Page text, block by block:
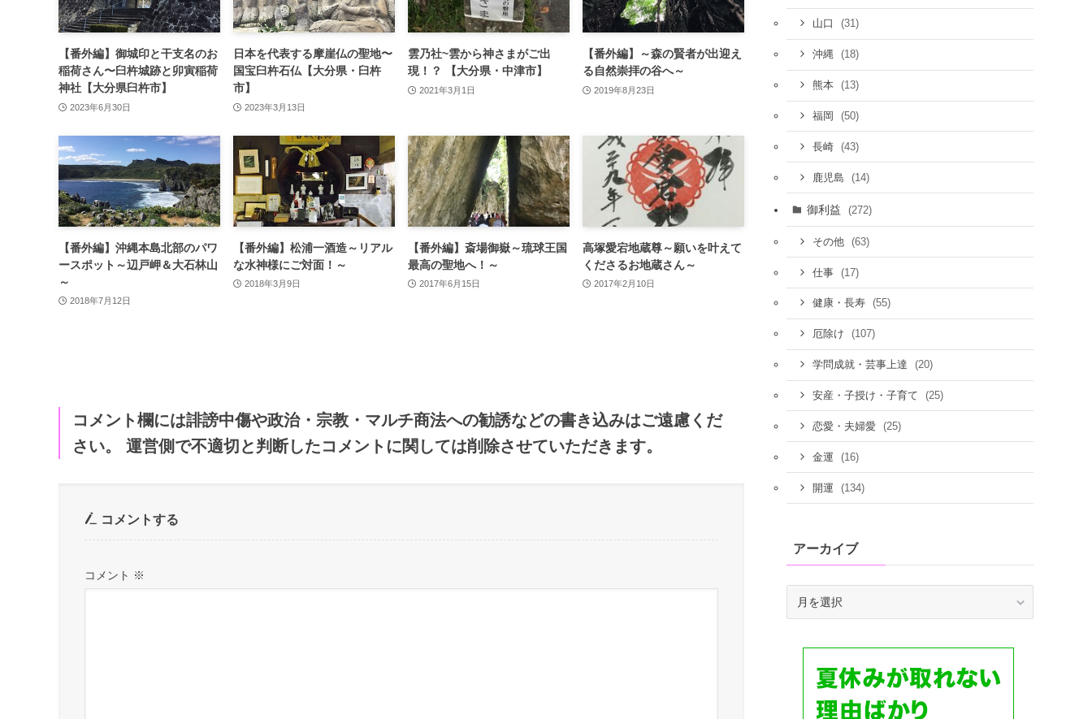
【番外編】御城印と干支名のお
稲荷さん〜臼杵城跡と卯寅稲荷
神社【大分県臼杵市】
2023年6月30日
日本を代表する摩崖仏の聖地〜
国宝臼杵石仏【大分県・臼杵
市】
2023年3月13日
雲乃社~雲から神さまがご出
現！？ 【大分県・中津市】
2021年3月1日
【番外編】～森の賢者が出迎え
る自然崇拝の谷へ～
2019年8月23日
【番外編】沖縄本島北部のパワ
ースポット～辺戸岬＆大石林山
～
2018年7月12日
【番外編】松浦一酒造～リアル
な水神様にご対面！～
2018年3月9日
【番外編】斎場御嶽～琉球王国
最高の聖地へ！～
2017年6月15日
高塚愛宕地蔵尊～願いを叶えて
くださるお地蔵さん～
2017年2月10日
コメント欄には誹謗中傷や政治・宗教・マルチ商法への勧誘などの書き込みはご遠慮くだ
さい。 運営側で不適切と判断したコメントに関しては削除させていただきます。
コメントする
コメント ※
山口 (31)
沖縄 (18)
熊本 (13)
福岡 (50)
長崎 (43)
鹿児島 (14)
御利益 (272)
その他 (63)
仕事 (17)
健康・長寿 (55)
厄除け (107)
学問成就・芸事上達 (20)
安産・子授け・子育て (25)
恋愛・夫婦愛 (25)
金運 (16)
開運 (134)
アーカイブ